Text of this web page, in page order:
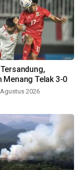
Menang Telak 3-0
2026